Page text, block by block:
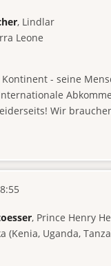
, Lindlar
Leone
- seine
Wir
, Prince Henry
(Kenia, Uganda,